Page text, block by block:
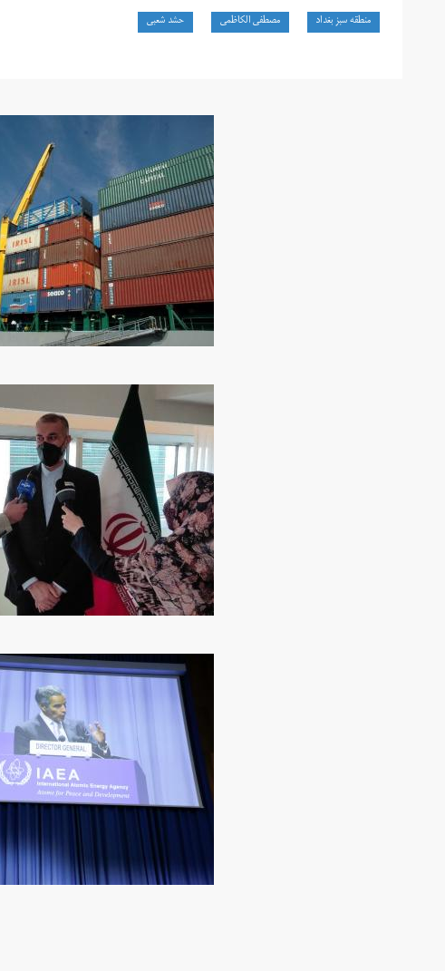
منطقه سبز بغداد مصطفی الکاظمی حشد شعبی